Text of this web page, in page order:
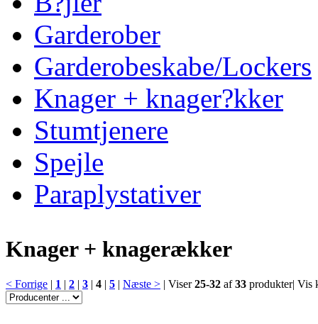
Garderober
Garderobeskabe/Lockers
Knager + knager?kker
Stumtjenere
Spejle
Paraplystativer
Knager + knagerækker
< Forrige | 1 | 2 | 3 | 4 | 5 | Næste > | Viser25-32 af33 produkter| Vis